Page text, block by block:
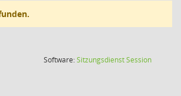
Software:SitzungsdienstSession(Wird in